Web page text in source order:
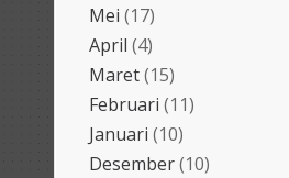
Mei (17)
April (4)
Maret(15)
Februari (11)
Januari (10)
Desember(10)